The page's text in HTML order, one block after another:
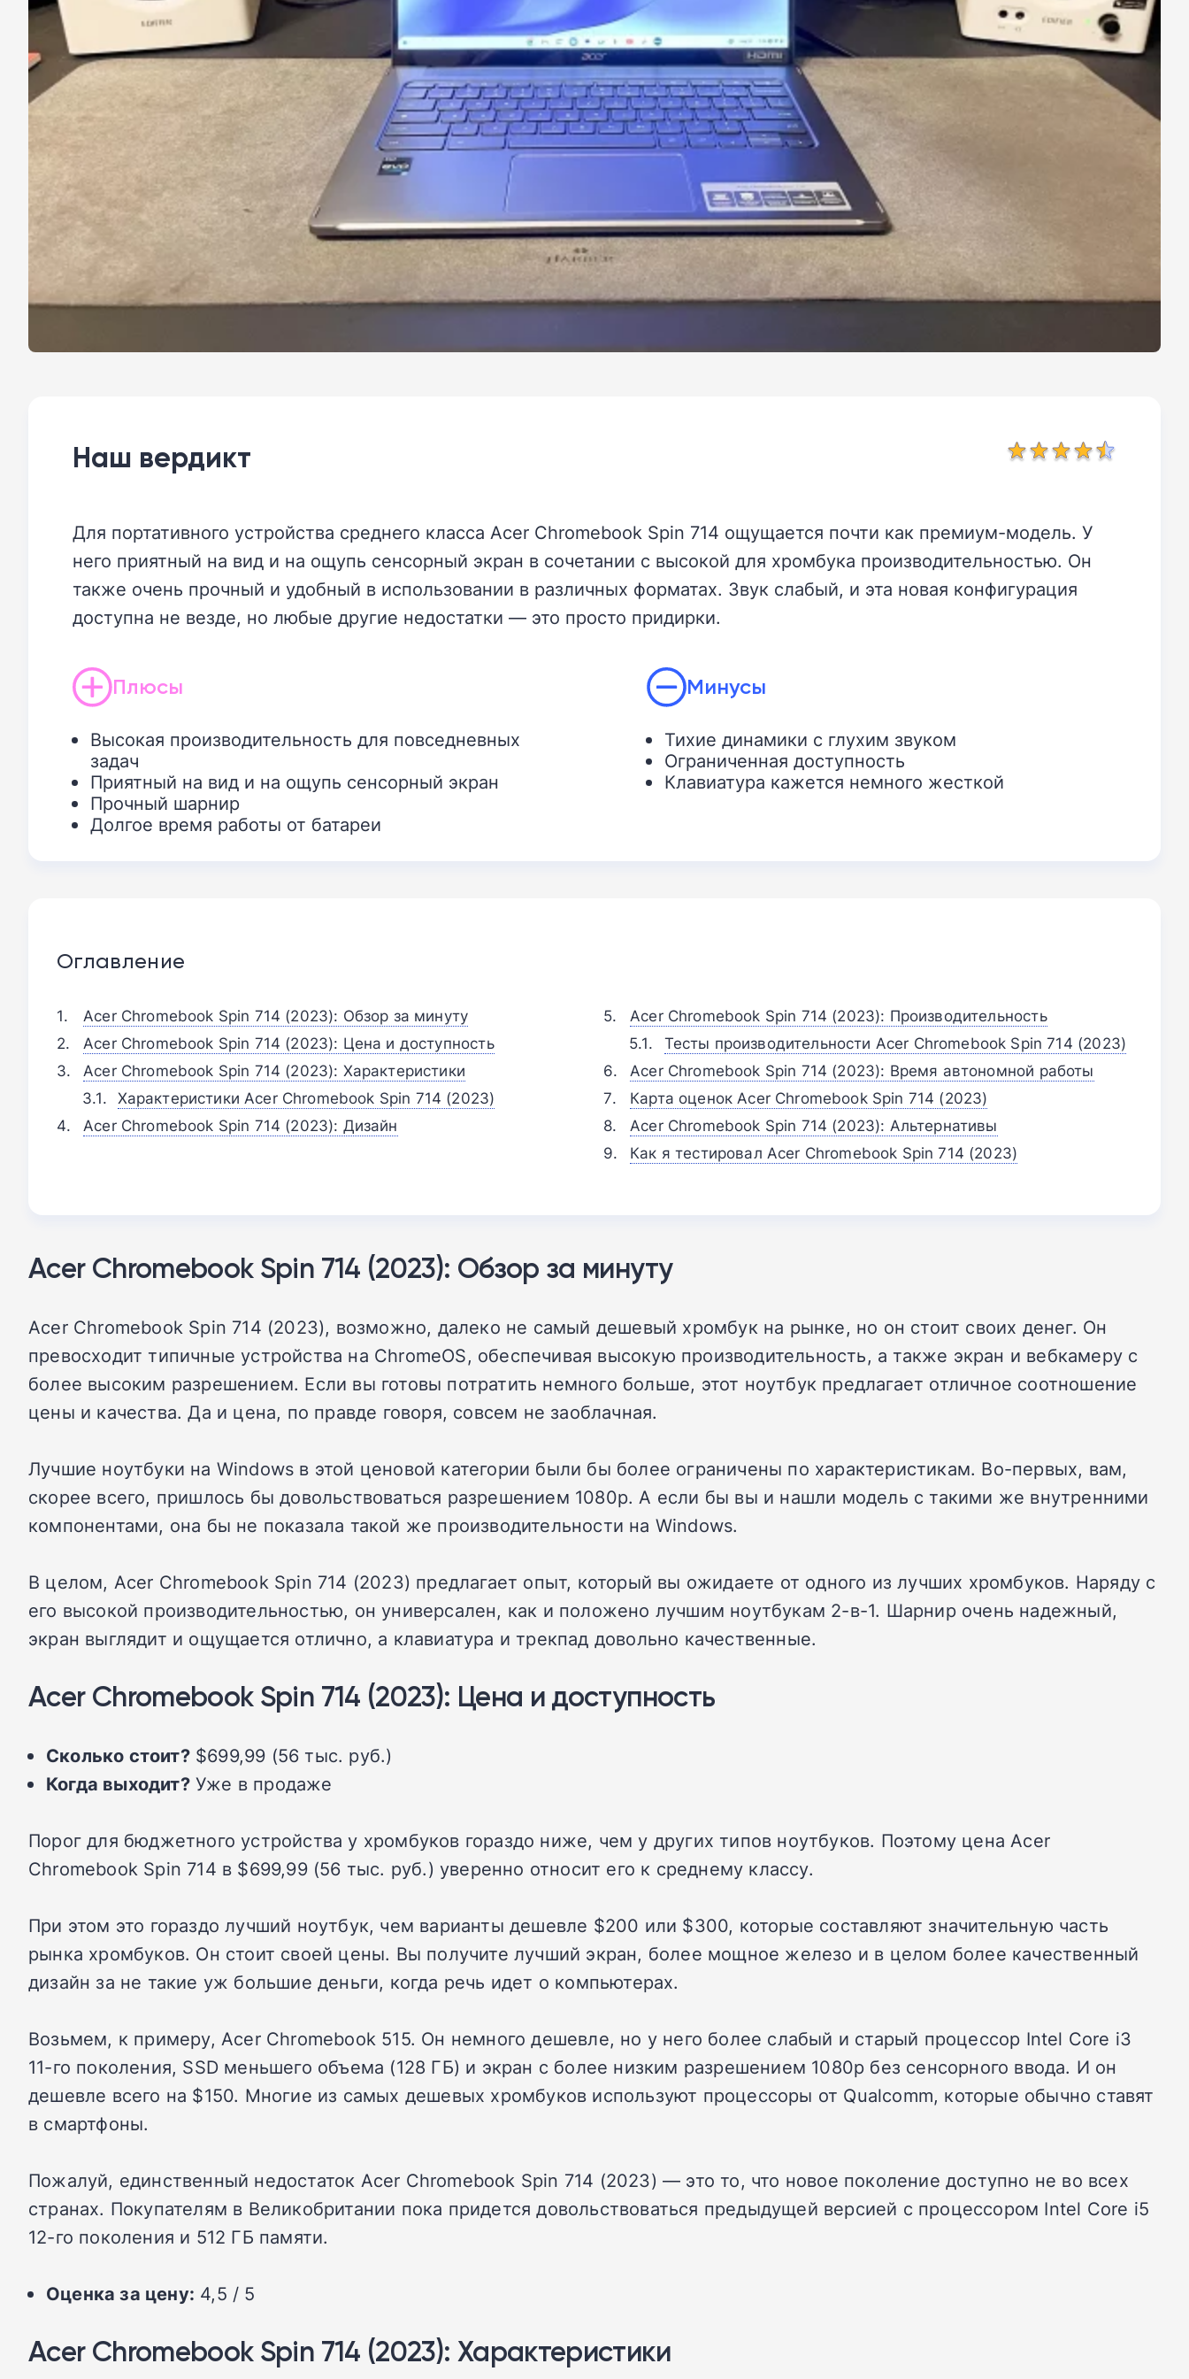
Наш вердикт
Для портативного устройства среднего класса Acer Chromebook Spin 714 ощущается почти как премиум-модель. У
него приятный на вид и на ощупь сенсорный экран в сочетании с высокой для хромбука производительностью. Он
также очень прочный и удобный в использовании в различных форматах. Звук слабый, и эта новая конфигурация
доступна не везде, но любые другие недостатки — это просто придирки.
Плюсы
Высокая производительность для повседневных
задач
Приятный на вид и на ощупь сенсорный экран
Прочный шарнир
Долгое время работы от батареи
Минусы
Тихие динамики с глухим звуком
Ограниченная доступность
Клавиатура кажется немного жесткой
Оглавление
Acer Chromebook Spin 714 (2023): Обзор за минуту
Acer Chromebook Spin 714 (2023): Цена и доступность
Acer Chromebook Spin 714 (2023): Характеристики
Характеристики Acer Chromebook Spin 714 (2023)
Acer Chromebook Spin 714 (2023): Дизайн
Acer Chromebook Spin 714 (2023): Производительность
Тесты производительности Acer Chromebook Spin 714 (2023)
Acer Chromebook Spin 714 (2023): Время автономной работы
Карта оценок Acer Chromebook Spin 714 (2023)
Acer Chromebook Spin 714 (2023): Альтернативы
Как я тестировал Acer Chromebook Spin 714 (2023)
Acer Chromebook Spin 714 (2023): Обзор за минуту
Acer Chromebook Spin 714 (2023), возможно, далеко не самый дешевый хромбук на рынке, но он стоит своих денег. Он
превосходит типичные устройства на ChromeOS, обеспечивая высокую производительность, а также экран и вебкамеру с
более высоким разрешением. Если вы готовы потратить немного больше, этот ноутбук предлагает отличное соотношение
цены и качества. Да и цена, по правде говоря, совсем не заоблачная.
Лучшие ноутбуки на Windows в этой ценовой категории были бы более ограничены по характеристикам. Во-первых, вам,
скорее всего, пришлось бы довольствоваться разрешением 1080p. А если бы вы и нашли модель с такими же внутренними
компонентами, она бы не показала такой же производительности на Windows.
В целом, Acer Chromebook Spin 714 (2023) предлагает опыт, который вы ожидаете от одного из лучших хромбуков. Наряду с
его высокой производительностью, он универсален, как и положено лучшим ноутбукам 2-в-1. Шарнир очень надежный,
экран выглядит и ощущается отлично, а клавиатура и трекпад довольно качественные.
Acer Chromebook Spin 714 (2023): Цена и доступность
Сколько стоит?$699,99 (56 тыс. руб.)
Когда выходит?Уже в продаже
Порог для бюджетного устройства у хромбуков гораздо ниже, чем у других типов ноутбуков. Поэтому цена Acer
Chromebook Spin 714 в $699,99 (56 тыс. руб.) уверенно относит его к среднему классу.
При этом это гораздо лучший ноутбук, чем варианты дешевле $200 или $300, которые составляют значительную часть
рынка хромбуков. Он стоит своей цены. Вы получите лучший экран, более мощное железо и в целом более качественный
дизайн за не такие уж большие деньги, когда речь идет о компьютерах.
Возьмем, к примеру, Acer Chromebook 515. Он немного дешевле, но у него более слабый и старый процессор Intel Core i3
11-го поколения, SSD меньшего объема (128 ГБ) и экран с более низким разрешением 1080p без сенсорного ввода. И он
дешевле всего на $150. Многие из самых дешевых хромбуков используют процессоры от Qualcomm, которые обычно ставят
в смартфоны.
Пожалуй, единственный недостаток Acer Chromebook Spin 714 (2023) — это то, что новое поколение доступно не во всех
странах. Покупателям в Великобритании пока придется довольствоваться предыдущей версией с процессором Intel Core i5
12-го поколения и 512 ГБ памяти.
Оценка за цену: 4,5 / 5
Acer Chromebook Spin 714 (2023): Характеристики